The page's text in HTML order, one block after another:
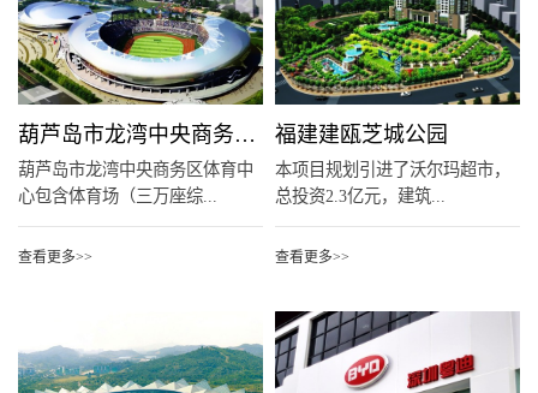
葫芦岛市龙湾中央商务区体育中心
葫芦岛市龙湾中央商务区体育中
心包含体育场（三万座综...
查看更多>>
福建建瓯芝城公园
本项目规划引进了沃尔玛超市，
总投资2.3亿元，建筑...
查看更多>>